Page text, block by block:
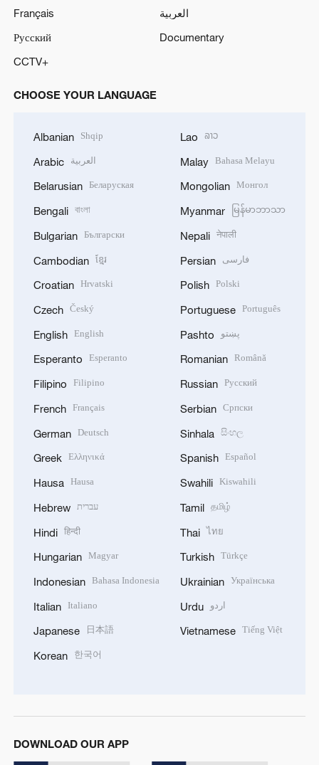
Français
العربية
Русский
Documentary
CCTV+
CHOOSE YOUR LANGUAGE
Albanian Shqip
Arabic العربية
Belarusian Беларуская
Bengali বাংলা
Bulgarian Български
Cambodian ខ្មែរ
Croatian Hrvatski
Czech Český
English English
Esperanto Esperanto
Filipino Filipino
French Français
German Deutsch
Greek Ελληνικά
Hausa Hausa
Hebrew עברית
Hindi हिन्दी
Hungarian Magyar
Indonesian Bahasa Indonesia
Italian Italiano
Japanese 日本語
Korean 한국어
Lao ລາວ
Malay Bahasa Melayu
Mongolian Монгол
Myanmar မြန်မာဘာသာ
Nepali नेपाली
Persian فارسی
Polish Polski
Portuguese Português
Pashto پښتو
Romanian Română
Russian Русский
Serbian Српски
Sinhala සිංහල
Spanish Español
Swahili Kiswahili
Tamil தமிழ்
Thai ไทย
Turkish Türkçe
Ukrainian Українська
Urdu اردو
Vietnamese Tiếng Việt
DOWNLOAD OUR APP